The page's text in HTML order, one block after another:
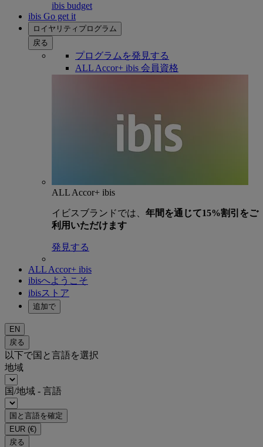
ibis budget
ibis Go get it
ロイヤリティプログラム
戻る
プログラムを発見する
ALL Accor+ ibis 会員資格
ALL Accor+ ibis
イビスブランドでは、 年間を通じて15%割引をご
利用いただけます
発見する
ALL Accor+ ibis
ibisへようこそ
ibisストア
追加で
EN
戻る
以下で国と言語を選択
地域
国/地域 - 言語
国と言語を確定
EUR (€)
戻る